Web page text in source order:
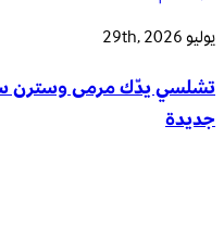
يوليو 29th, 2026
تشلسي يدّك مرمى وسترن
جديدة